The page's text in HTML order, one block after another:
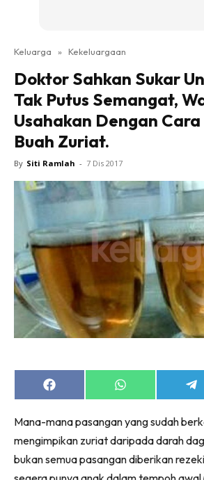
Keluarga » Kekeluargaan
Doktor Sahkan Sukar
Tak Putus Semangat,
Usahakan Dengan
Buah Zuriat.
By Siti Ramlah - 7 Dis 2017
Share
on
Share
on
on
Mana-mana pasangan yang sudah
mengimpikan zuriat daripada darah
bukan semua pasangan diberikan